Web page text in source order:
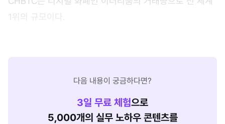
1위의 규모이다.
다음 내용이 궁금하다면?
3일 무료 체험으로
5,000개의 실무 노하우 콘텐츠를